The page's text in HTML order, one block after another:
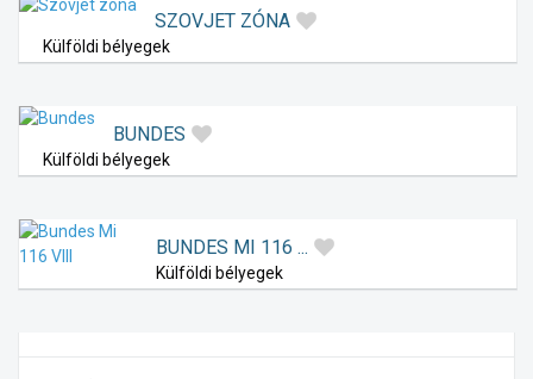
SZOVJET ZÓNA
Külföldi bélyegek
BUNDES
Külföldi bélyegek
BUNDES MI 116 ...
Külföldi bélyegek